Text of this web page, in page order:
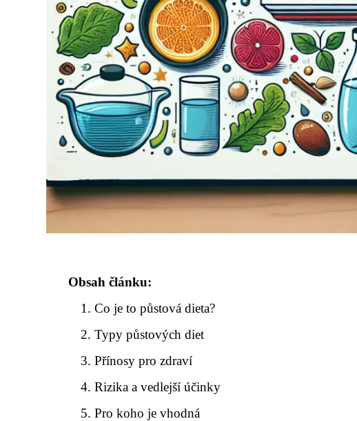
Obsah článku:
Co je to půstová dieta?
Typy půstových diet
Přínosy pro zdraví
Rizika a vedlejší účinky
Pro koho je vhodná